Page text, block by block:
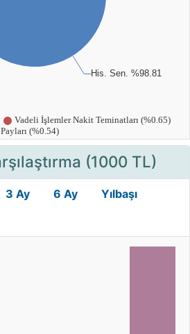
(1000 TL)
3 Ay 6 Ay Yılbaşı